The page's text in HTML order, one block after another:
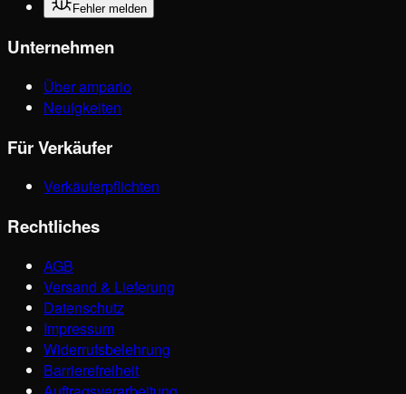
Fehler melden
Unternehmen
Über ampario
Neuigkeiten
Für Verkäufer
Verkäuferpflichten
Rechtliches
AGB
Versand & Lieferung
Datenschutz
Impressum
Widerrufsbelehrung
Barrierefreiheit